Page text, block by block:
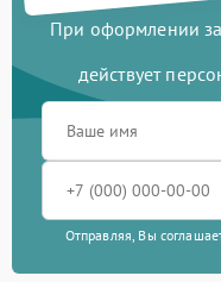
При оформлении
действует
Отправляя, Вы